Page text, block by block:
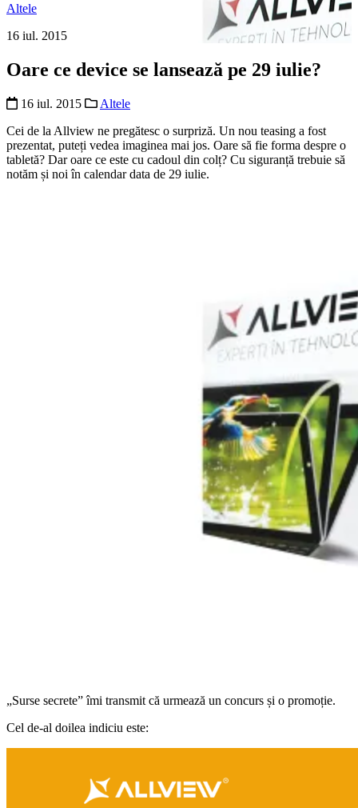
Altele
16 iul. 2015
Oare ce device se lansează pe 29 iulie?
16 iul. 2015
Altele
Cei de la Allview ne pregătesc o surpriză. Un nou teasing a fost
prezentat, puteți vedea imaginea mai jos. Oare să fie forma despre o
tabletă? Dar oare ce este cu cadoul din colț? Cu siguranță trebuie să
notăm și noi în calendar data de 29 iulie.
„Surse secrete” îmi transmit că urmează un concurs și o promoție.
Cel de-al doilea indiciu este: